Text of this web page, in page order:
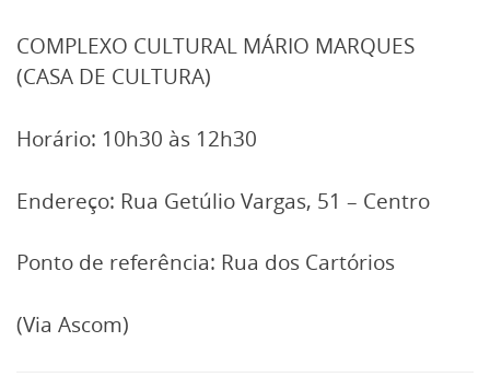
COMPLEXO CULTURAL MÁRIO MARQUES
(CASA DE CULTURA)
Horário: 10h30 às 12h30
Endereço: Rua Getúlio Vargas, 51 – Centro
Ponto de referência: Rua dos Cartórios
(Via Ascom)